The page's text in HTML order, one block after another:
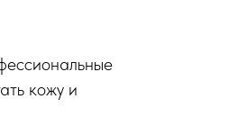
кожу и